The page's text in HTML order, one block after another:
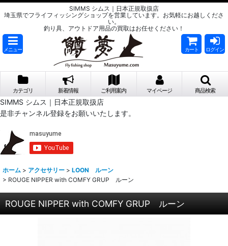
SIMMS シムス｜日本正規取扱店
埼玉県でフライフィッシングショップを営業しています。お気軽にお越しくださ
い。
釣り具、アウトドア用品の買取はお任せください！
メニュー カート ログイン
カテゴリ 新着情報 ご利用案内 マイページ 商品検索
SIMMS シムス｜日本正規取扱店
是非チャンネル登録をお願いいたします。
ホーム > アクセサリー > LOON ルーン
> ROUGE NIPPER with COMFY GRUP ルーン
ROUGE NIPPER with COMFY GRUP ルーン